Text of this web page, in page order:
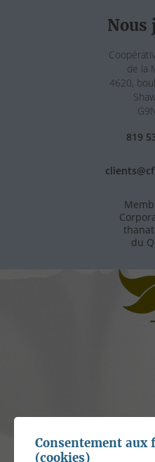
Nous
de la
4620,
819
du
Consentement aux
(cookies)